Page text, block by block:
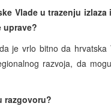
Vlade u trazenju
uprave?
je vrlo bitno da hrvatska
razvoja, da
razgovoru?